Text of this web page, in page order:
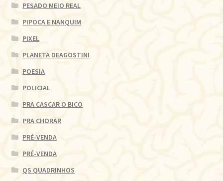
PESADO MEIO REAL
PIPOCA E NANQUIM
PIXEL
PLANETA DEAGOSTINI
POESIA
POLICIAL
PRA CASCAR O BICO
PRA CHORAR
PRÉ-VENDA
PRÉ-VENDA
QS QUADRINHOS